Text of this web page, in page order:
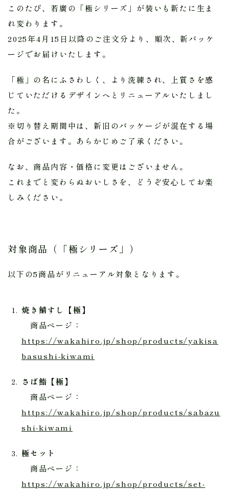
このたび、若廣の「極シリーズ」が装いも新たに生ま
れ変わります。
2025年4月15日以降のご注文分より、順次、新パッケ
ージでお届けいたします。
「極」の名にふさわしく、より洗練され、上質さを感
じていただけるデザインへとリニューアルいたしまし
た。
※切り替え期間中は、新旧のパッケージが混在する場
合がございます。あらかじめご了承ください。
なお、商品内容・価格に変更はございません。
これまでと変わらぬおいしさを、どうぞ安心してお楽
しみください。
対象商品（「極シリーズ」）
以下の5商品がリニューアル対象となります。
焼き鯖すし【極】
商品ページ：
https://wakahiro.jp/shop/products/yakisa
basushi-kiwami
さば鮨【極】
商品ページ：
https://wakahiro.jp/shop/products/sabazu
shi-kiwami
極セット
商品ページ：
https://wakahiro.jp/shop/products/set-